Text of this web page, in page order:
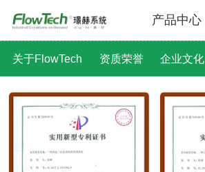
产品中心
关于FlowTech 资质荣誉 企业文化